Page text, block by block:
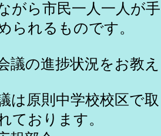
がら市民一人一人が
られるものです。
議の進捗状況をお教
は原則中学校校区で
ております。